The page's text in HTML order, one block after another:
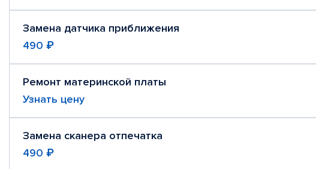
Замена датчика приближения
490 ₽
Ремонт материнской платы
Узнать цену
Замена сканера отпечатка
490 ₽